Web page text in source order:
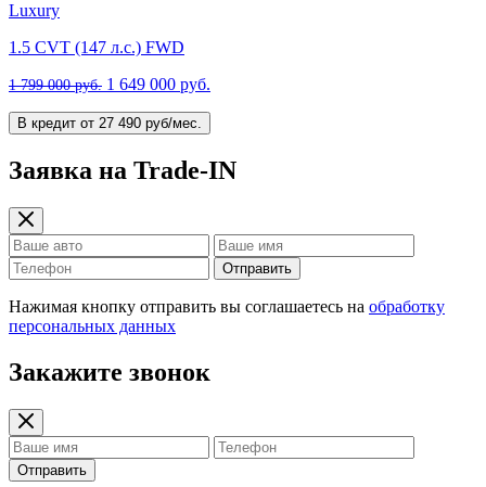
Luxury
1.5 CVT (147 л.с.) FWD
1 799 000 руб. 1 649 000 руб.
В кредит от 27 490 руб/мес.
Заявка на Trade-IN
Отправить
Нажимая кнопку отправить вы соглашаетесь на обработку
персональных данных
Закажите звонок
Отправить